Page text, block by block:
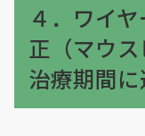
４．ワイ
正（マウ
治療期間